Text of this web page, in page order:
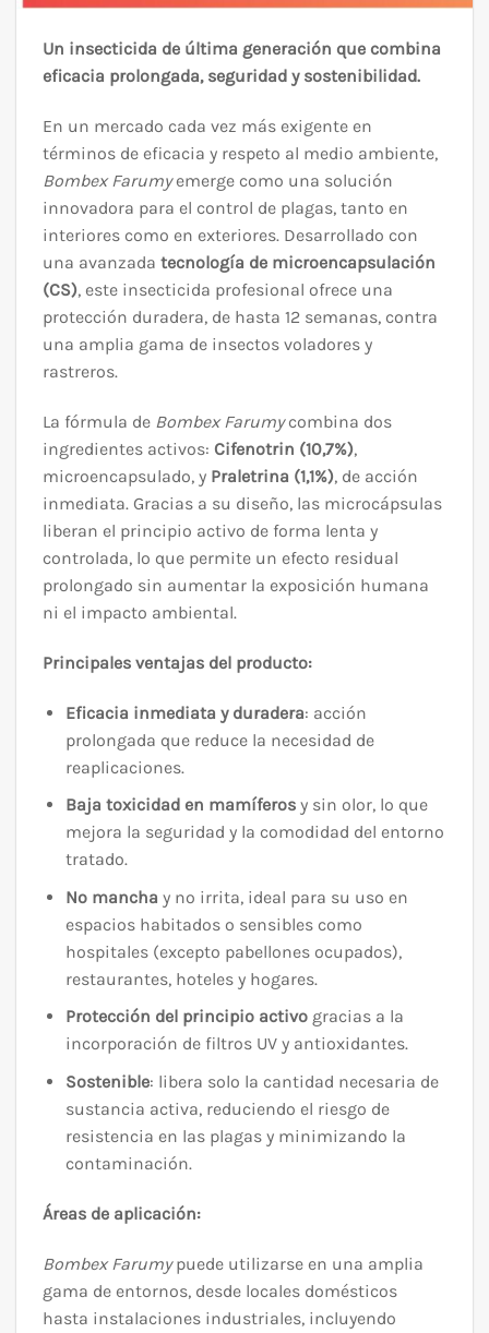
Un insecticida de última generación que combina
eficacia prolongada, seguridad y sostenibilidad.
En un mercado cada vez más exigente en
términos de eficacia y respeto al medio ambiente,
Bombex Farumyemerge como una solución
innovadora para el control de plagas, tanto en
interiores como en exteriores. Desarrollado con
una avanzada tecnología de microencapsulación
(CS), este insecticida profesional ofrece una
protección duradera, de hasta 12 semanas, contra
una amplia gama de insectos voladores y
rastreros.
La fórmula de Bombex Farumycombina dos
ingredientes activos: Cifenotrin (10,7%),
microencapsulado, y Praletrina (1,1%), de acción
inmediata. Gracias a su diseño, las microcápsulas
liberan el principio activo de forma lenta y
controlada, lo que permite un efecto residual
prolongado sin aumentar la exposición humana
ni el impacto ambiental.
Principales ventajas del producto:
Eficacia inmediata y duradera: acción
prolongada que reduce la necesidad de
reaplicaciones.
Baja toxicidad en mamíferosy sin olor, lo que
mejora la seguridad y la comodidad del entorno
tratado.
No mancha y no irrita, ideal para su uso en
espacios habitados o sensibles como
hospitales (excepto pabellones ocupados),
restaurantes, hoteles y hogares.
Protección del principio activogracias a la
incorporación de filtros UV y antioxidantes.
Sostenible: libera solo la cantidad necesaria de
sustancia activa, reduciendo el riesgo de
resistencia en las plagas y minimizando la
contaminación.
Áreas de aplicación:
Bombex Farumypuede utilizarse en una amplia
gama de entornos, desde locales domésticos
hasta instalaciones industriales, incluyendo